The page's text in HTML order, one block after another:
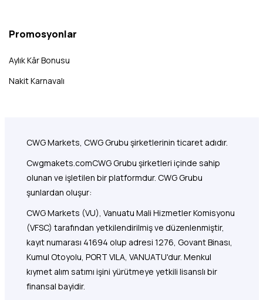
Promosyonlar
Aylık Kâr Bonusu
Nakit Karnavalı
CWG Markets, CWG Grubu şirketlerinin ticaret adıdır.
Cwgmakets.comCWG Grubu şirketleri içinde sahip
olunan ve işletilen bir platformdur. CWG Grubu
şunlardan oluşur:
CWG Markets (VU), Vanuatu Mali Hizmetler Komisyonu
(VFSC) tarafından yetkilendirilmiş ve düzenlenmiştir,
kayıt numarası 41694 olup adresi 1276, Govant Binası,
Kumul Otoyolu, PORT VILA, VANUATU'dur. Menkul
kıymet alım satımı işini yürütmeye yetkili lisanslı bir
finansal bayidir.